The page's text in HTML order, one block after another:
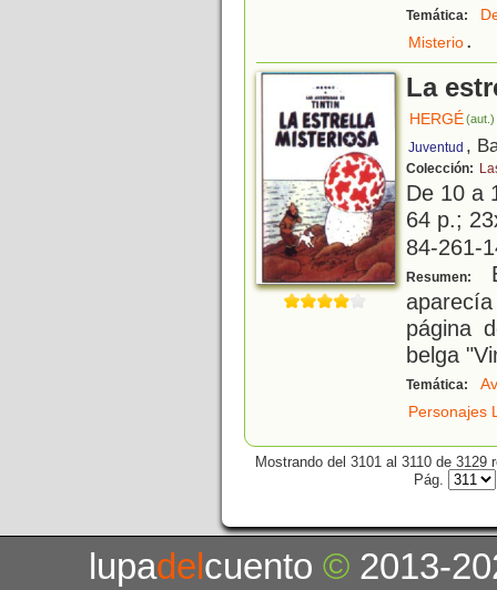
Temática:
Misterio.
La
HERGÉ(aut.)
Juventud ,
Colección:
De 10 a
64 p.;
84-261-
Resumen:
página
belga
Temática:
Personajes
Mostrando del 3101 al 3110 de 3129
Pág.
lupadelcuento© 2013-